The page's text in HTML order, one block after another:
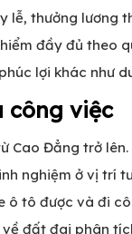
lễ, thưởng lương
đầy đủ theo
lợi khác như
công việc
Cao Đẳng trở lên.
nghiệm ở vị trí
ô tô được và đi
về đất đai phân